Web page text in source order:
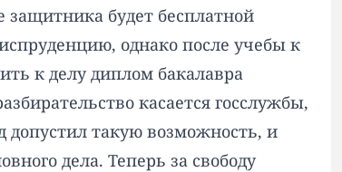
защитника будет бесплатной
однако после учебы к
к делу диплом бакалавра
касается госслужбы,
допустил такую возможность, и
дела. Теперь за свободу